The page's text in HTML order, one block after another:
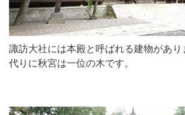
諏訪大社には本殿と呼ばれる建物があり
代りに秋宮は一位の木です。